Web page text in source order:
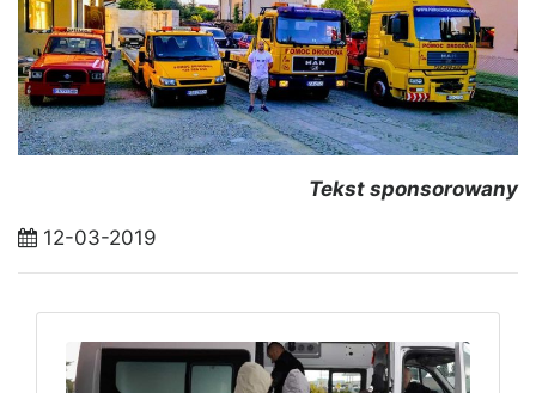
Tekst sponsorowany
12-03-2019